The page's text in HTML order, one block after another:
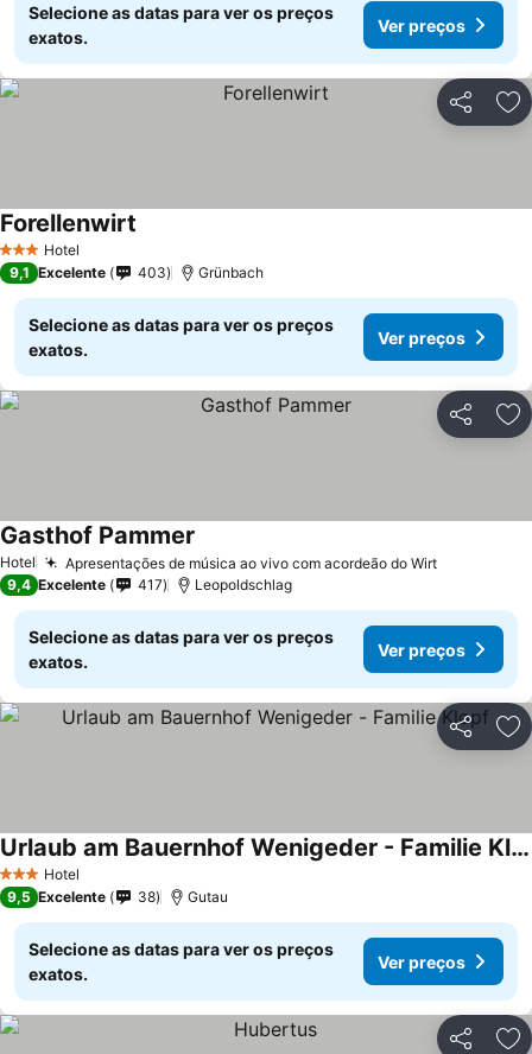
Selecione as datas para ver os preços
exatos.
Ver preços
Partilhar
3 EstrelasHotel
Forellenwirt
9,1 Excelente 403 Grünbach
Selecione as datas para ver os preços
exatos.
Ver preços
Partilhar
Hotel Apresentações de música ao vivo com acordeão do Wirt
Gasthof Pammer
9,4 Excelente 417 Leopoldschlag
Selecione as datas para ver os preços
exatos.
Ver preços
Partilhar
3 EstrelasHotel
Urlaub am Bauernhof Wenigeder - Familie Klopf
9,5 Excelente 38 Gutau
Selecione as datas para ver os preços
exatos.
Ver preços
Partilhar